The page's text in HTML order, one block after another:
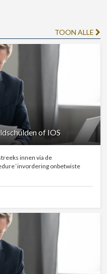
TOON ALLE
of IOS
innen via de
‘invordering onbetwiste